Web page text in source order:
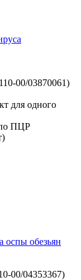
00/03870061)
обезьян
00/04353367)